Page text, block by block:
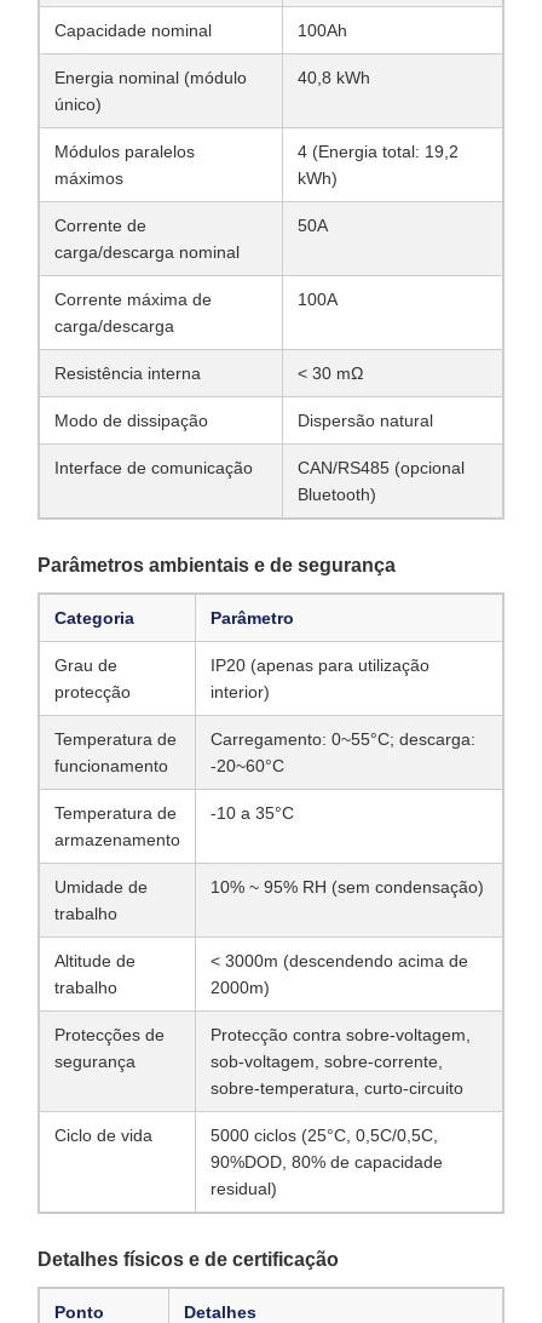
Capacidade nominal 100Ah
Energia nominal (módulo
único)
40,8 kWh
Módulos paralelos
máximos
4 (Energia total: 19,2
kWh)
Corrente de
carga/descarga nominal
50A
Corrente máxima de
carga/descarga
100A
Resistência interna < 30 mΩ
Modo de dissipação Dispersão natural
Interface de comunicação
CAN/RS485 (opcional
Bluetooth)
Parâmetros ambientais e de segurança
Categoria Parâmetro
Grau de
protecção
IP20 (apenas para utilização
interior)
Temperatura de
funcionamento
Carregamento: 0~55°C; descarga:
-20~60°C
Temperatura de
armazenamento
-10 a 35°C
Umidade de
trabalho
10% ~ 95% RH (sem condensação)
Altitude de
trabalho
< 3000m (descendendo acima de
2000m)
Protecções de
segurança
Protecção contra sobre-voltagem,
sob-voltagem, sobre-corrente,
sobre-temperatura, curto-circuito
Ciclo de vida
5000 ciclos (25°C, 0,5C/0,5C,
90%DOD, 80% de capacidade
residual)
Detalhes físicos e de certificação
Ponto Detalhes